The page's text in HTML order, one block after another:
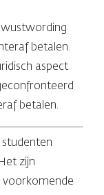
betalen.
aspect
betalen.
zijn
voorkomende